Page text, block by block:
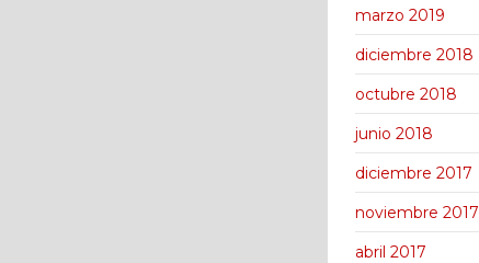
marzo 2019
diciembre 2018
octubre 2018
junio 2018
diciembre 2017
noviembre 2017
abril 2017